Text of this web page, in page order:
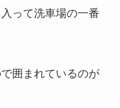
って洗車場の一番
囲まれているのが